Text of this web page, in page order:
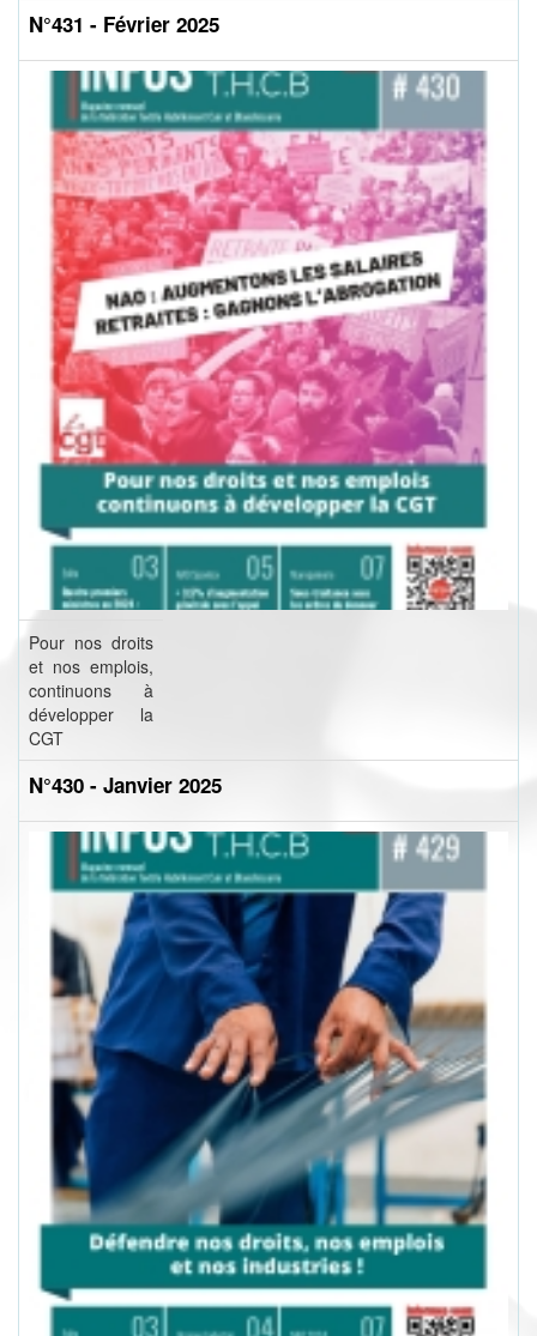
N°431 - Février 2025
Pour nos droits
et nos emplois,
continuons à
développer la
CGT
N°430 - Janvier 2025